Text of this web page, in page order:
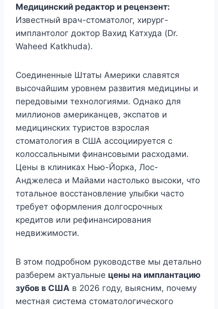
Медицинский редактор и рецензент:
Известный врач-стоматолог, хирург-
имплантолог доктор Вахид Катхуда (Dr.
Waheed Katkhuda).
Соединенные Штаты Америки славятся
высочайшим уровнем развития медицины и
передовыми технологиями. Однако для
миллионов американцев, экспатов и
медицинских туристов взрослая
стоматология в США ассоциируется с
колоссальными финансовыми расходами.
Цены в клиниках Нью-Йорка, Лос-
Анджелеса и Майами настолько высоки, что
тотальное восстановление улыбки часто
требует оформления долгосрочных
кредитов или рефинансирования
недвижимости.
В этом подробном руководстве мы детально
разберем актуальные цены на имплантацию
зубов в США в 2026 году, выясним, почему
местная система стоматологического